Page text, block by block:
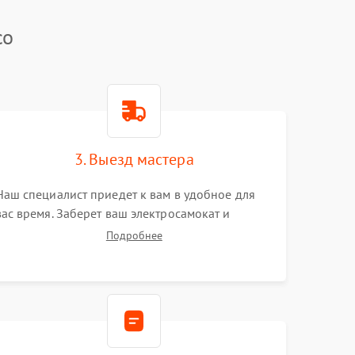
3. Выезд мастера
специалист приедет к вам в удобное для
время. Заберет ваш электросамокат и
на склад для диагностики.
Подробнее